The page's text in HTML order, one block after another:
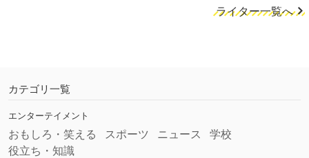
ライター一覧へ
カテゴリ一覧
エンターテイメント
おもしろ・笑える スポーツ ニュース
学校
役立ち・知識